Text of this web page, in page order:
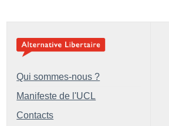
Qui sommes-nous ?
Manifeste de l'UCL
Contacts